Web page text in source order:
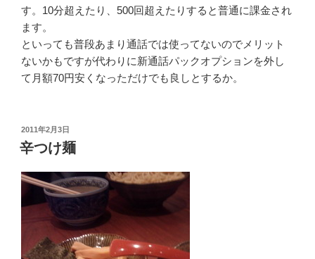
す。10分超えたり、500回超えたりすると普通に課金され
ます。
といっても普段あまり通話では使ってないのでメリット
ないかもですが代わりに新通話パックオプションを外し
て月額70円安くなっただけでも良しとするか。
投
稿
日:
2011年2月3日
辛つけ麺